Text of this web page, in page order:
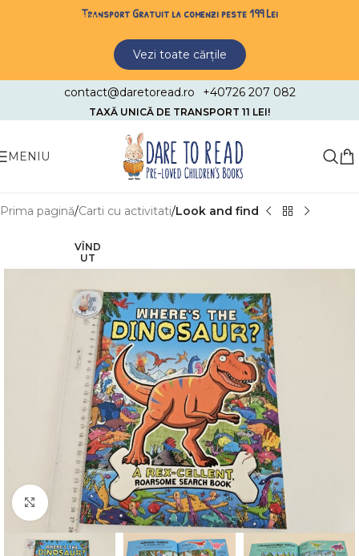
Skip to navigationTransport Gratuit la comenzi peste 199 Lei
Vezi toate cărțile
contact@daretoread.ro +40726 207 082
TAXĂ UNICĂ DE TRANSPORT 11 LEI!
MENIU
Prima pagină Carti cu activitati Look and find
VÎND
UT
Faceți click pentru a mări